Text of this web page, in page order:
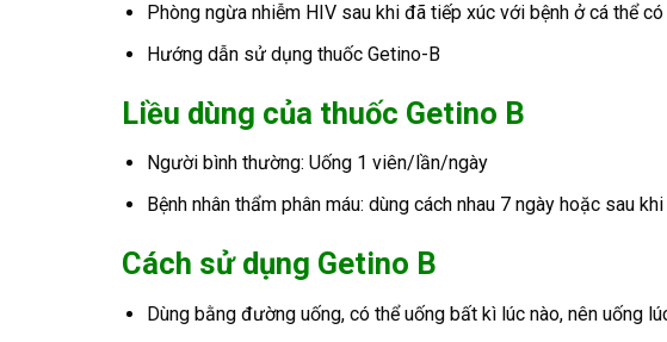
Phòng ngừa nhiễm HIV sau khi đã tiếp xúc với bệnh ở cá thể
Hướng dẫn sử dụng thuốc Getino-B
Liều dùng của thuốc Getino B
Người bình thường: Uống 1 viên/lần/ngày
Bệnh nhân thẩm phân máu: dùng cách nhau 7 ngày hoặc sau
Cách sử dụng Getino B
Dùng bằng đường uống, có thể uống bất kì lúc nào, nên uống